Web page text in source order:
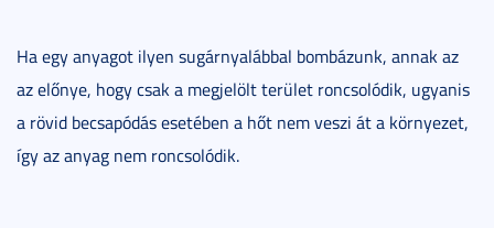
Ha egy anyagot ilyen sugárnyalábbal bombázunk, annak az
az előnye, hogy csak a megjelölt terület roncsolódik, ugyanis
a rövid becsapódás esetében a hőt nem veszi át a környezet,
így az anyag nem roncsolódik.